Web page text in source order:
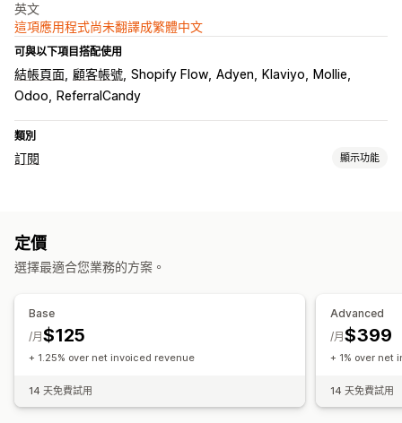
英文
這項應用程式尚未翻譯成繁體中文
可與以下項目搭配使用
結帳頁面 顧客帳號 Shopify Flow Adyen Klaviyo
Mollie
Odoo
ReferralCandy
類別
訂閱 顯示功能
定價
選擇最適合您業務的方案。
Base
$125
/月
+ 1.25% over net invoiced revenue
14 天免費試用
Advanced
$399
/月
+ 1% over net
14 天免費試用